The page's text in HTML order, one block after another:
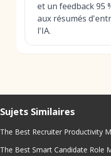
et un feedback 95
aux résumés
l'IA.
Sujets Similaires
The Best Recruiter Productivity
The Best Smart Candidate Role